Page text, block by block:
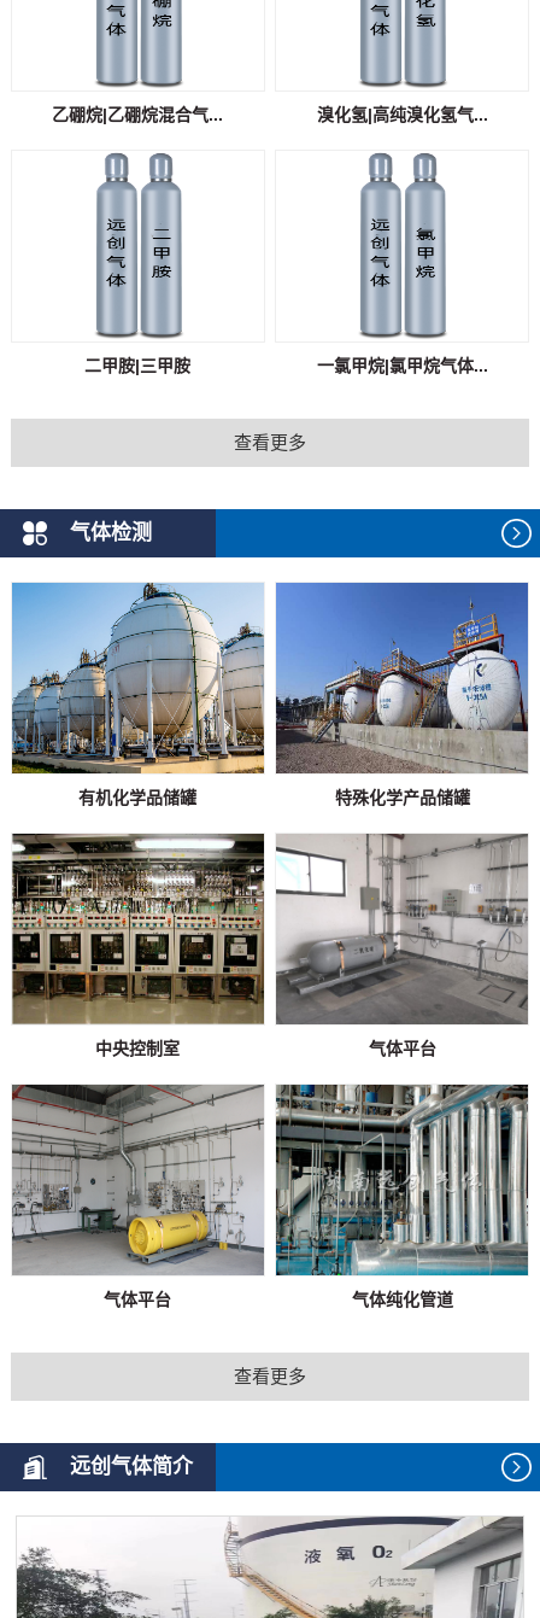
乙硼烷|乙硼烷混合气... 溴化氢|高纯溴化氢气...
二甲胺|三甲胺 一氯甲烷|氯甲烷气体...
查看更多
气体检测
有机化学品储罐 特殊化学产品储罐
中央控制室 气体平台
气体平台 气体纯化管道
查看更多
远创气体简介